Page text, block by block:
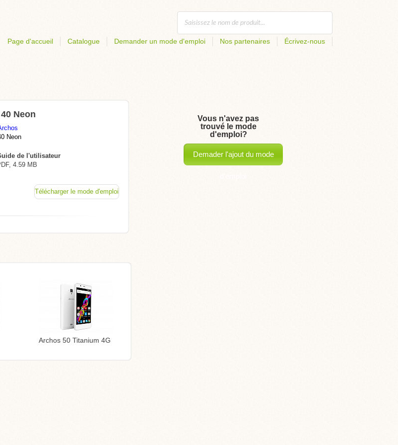
Page d'accueil Catalogue Demander un mode d'emploi Nos partenaires Écrivez-nous
Neon
Neon
de l'utilisateur
4.59 MB
Télécharger le mode d'emploi
Archos 50 Titanium 4G
Vous n'avez pas
trouvé le mode
d'emploi?
Demader l'ajout du mode